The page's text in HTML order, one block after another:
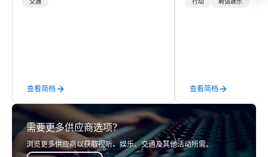
with highly trained chauffeurs, the
late model luxury vehicles to the
highly experienced and professional
team of chauffeurs and support staff;
you will know quality when you travel
with La Costa Limousine.
交通
查看简档
lower carbon
行动 聘请娱乐
查看简档
需要更多供应商选项？
浏览更多供应商以获取视听、娱乐、交通及其他活动所需。